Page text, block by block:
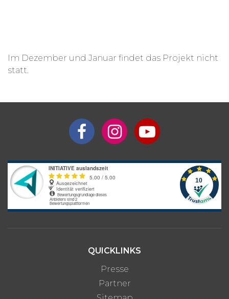
6 Monate
Bitte beachte: Alle Angaben zu Preisen sind ohne Gewähr. Bei den
Programmpreisen handelt es sich um Circa-Angaben des
Anbieters, die je nach gewünschter Unterkunftsart und optionalen
Im Dezember und Januar findet das Projekt nicht
statt.
QUICKLINKS
Presse
Partner